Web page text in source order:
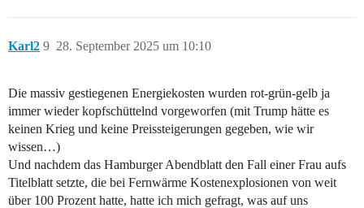
Karl2 28. September 2025 um 10:10
9
Die massiv gestiegenen Energiekosten wurden rot-grün-gelb ja
immer wieder kopfschüttelnd vorgeworfen (mit Trump hätte es
keinen Krieg und keine Preissteigerungen gegeben, wie wir
wissen…)
Und nachdem das Hamburger Abendblatt den Fall einer Frau aufs
Titelblatt setzte, die bei Fernwärme Kostenexplosionen von weit
über 100 Prozent hatte, hatte ich mich gefragt, was auf uns